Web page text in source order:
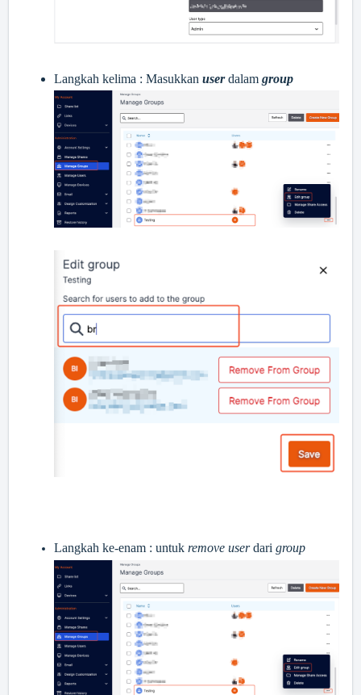
Langkah kelima : Masukkan userdalam group
Langkah ke-enam : untuk remove userdari group